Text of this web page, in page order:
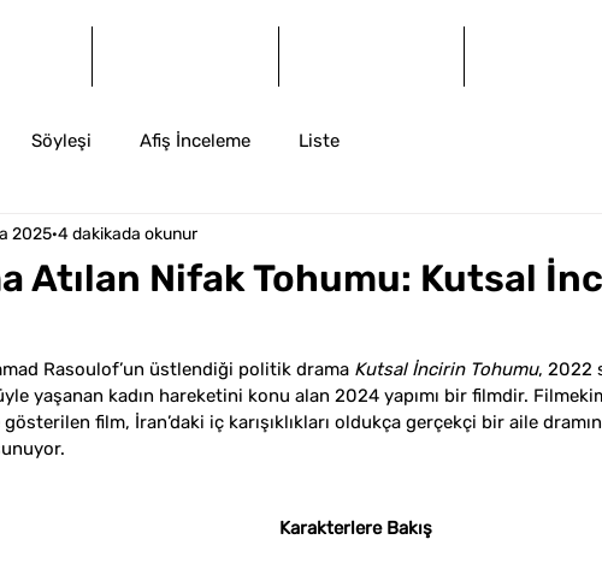
Söyleşi Afiş İnceleme Liste
Atılan Nifak Tohumu: Kutsal
2025 4 dakikada okunur
Rasoulof’un üstlendiği politik drama Kutsal İncirin Tohumu, 2022
yaşanan kadın hareketini konu alan 2024 yapımı bir filmdir.
gösterilen film, İran’daki iç karışıklıkları oldukça gerçekçi bir aile
Karakterlere Bakış